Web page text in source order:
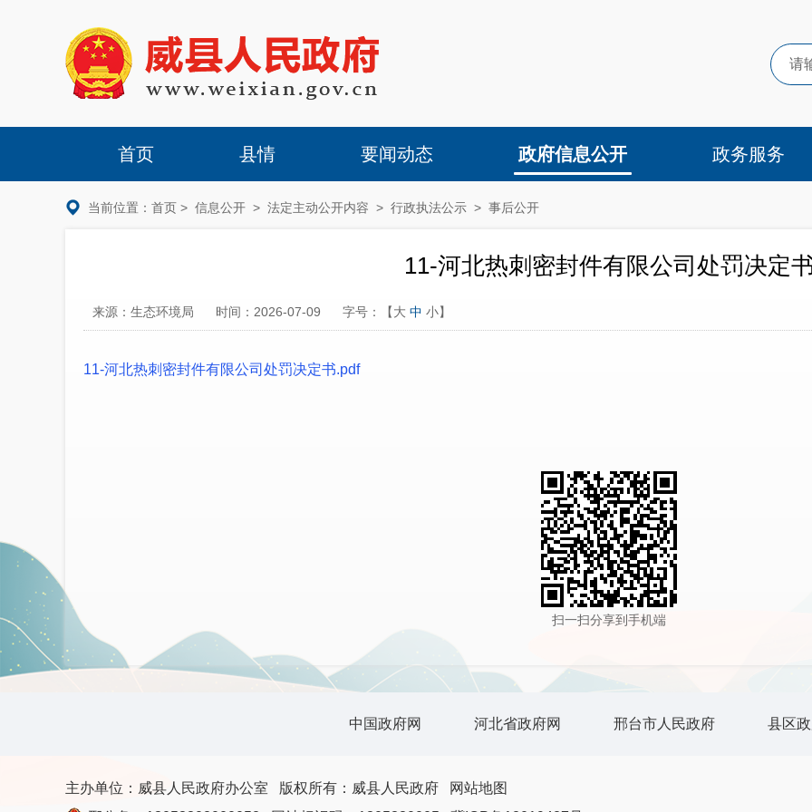
首页 县情 要闻动态 政府信息公开 政务服务
当前位置： 首页 > 信息公开 > 法定主动公开内容 > 行政执法公示 > 事后公开
11-河北热刺密封件有限公司处罚决定
来源：生态环境局 时间：2026-07-09 字号：【大 中 小】
11-河北热刺密封件有限公司处罚决定书.pdf
扫一扫分享到手机端
中国政府网 河北省政府网 邢台市人民政府 县区
主办单位：威县人民政府办公室 版权所有：威县人民政府
网站地图